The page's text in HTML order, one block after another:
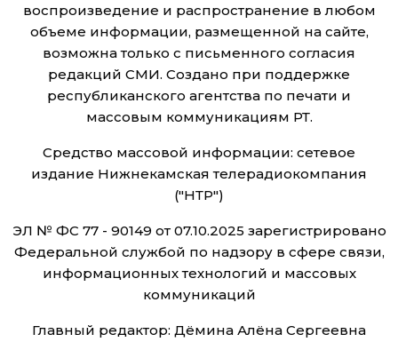
воспроизведение и распространение в любом
объеме информации, размещенной на сайте,
возможна только с письменного согласия
редакций СМИ. Создано при поддержке
республиканского агентства по печати и
массовым коммуникациям РТ.
Средство массовой информации: сетевое
издание Нижнекамская телерадиокомпания
("НТР")
ЭЛ № ФС 77 - 90149 от 07.10.2025 зарегистрировано
Федеральной службой по надзору в сфере связи,
информационных технологий и массовых
коммуникаций
Главный редактор: Дёмина Алёна Сергеевна